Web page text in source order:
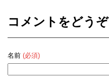
コメントをどうぞ
名前 (必須)